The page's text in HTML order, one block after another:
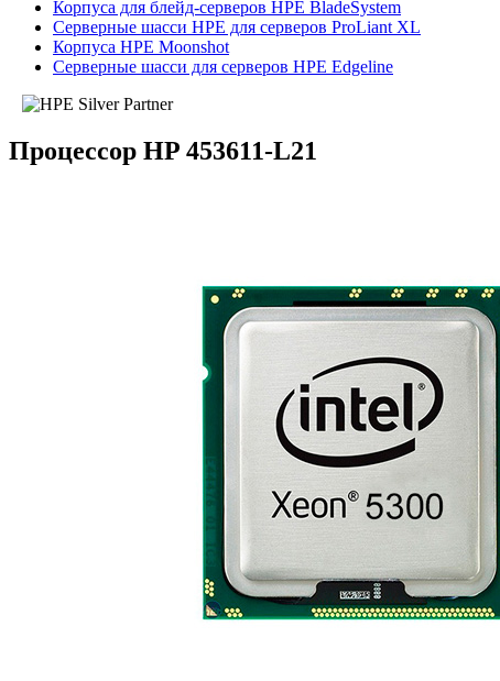
Корпуса для блейд-серверов HPE BladeSystem
Серверные шасси HPE для серверов ProLiant XL
Корпуса HPE Moonshot
Серверные шасси для серверов HPE Edgeline
Процессор HP 453611-L21